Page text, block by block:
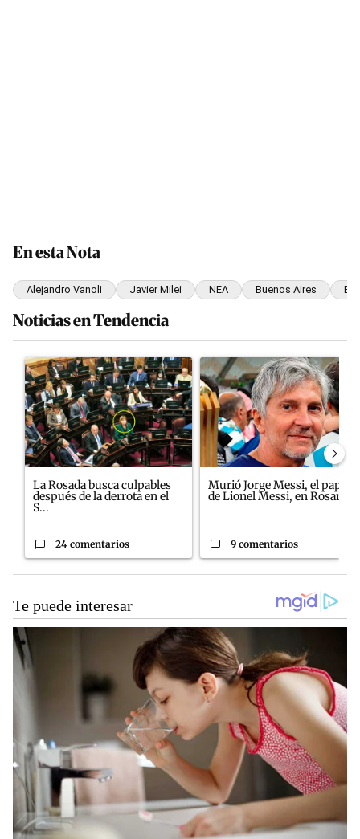
En esta Nota
Alejandro Vanoli Javier Milei NEA Buenos Aires
Noticias en Tendencia
Este listado muestra los artículos con más comentarios en los
Un artículo de tendencia con el título "La Rosada busca
La Rosada busca culpables
después de la derrota en el
S...
24 comentarios
Un artículo de tendencia con
Murió Jorge Messi, el papá
de Lionel Messi, en Rosario
9 comentarios